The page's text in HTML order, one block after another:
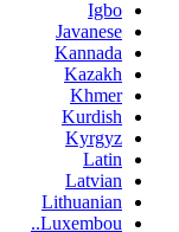
Igbo
Javanese
Kannada
Kazakh
Khmer
Kurdish
Kyrgyz
Latin
Latvian
Lithuanian
Luxembou..